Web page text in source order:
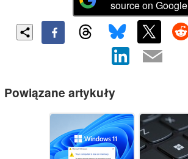
source on Google
Powiązane artykuły